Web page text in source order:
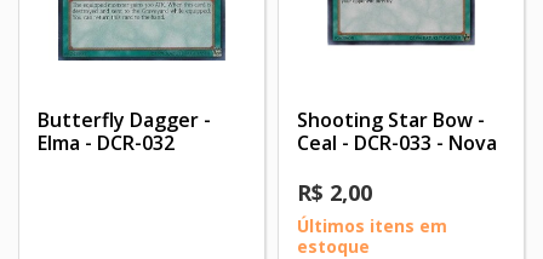
Butterfly Dagger -
Elma - DCR-032
Shooting Star Bow -
Ceal - DCR-033 - Nova
R$ 2,00
Últimos itens em
estoque